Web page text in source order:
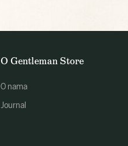
O Gentleman Store
O nama
Journal